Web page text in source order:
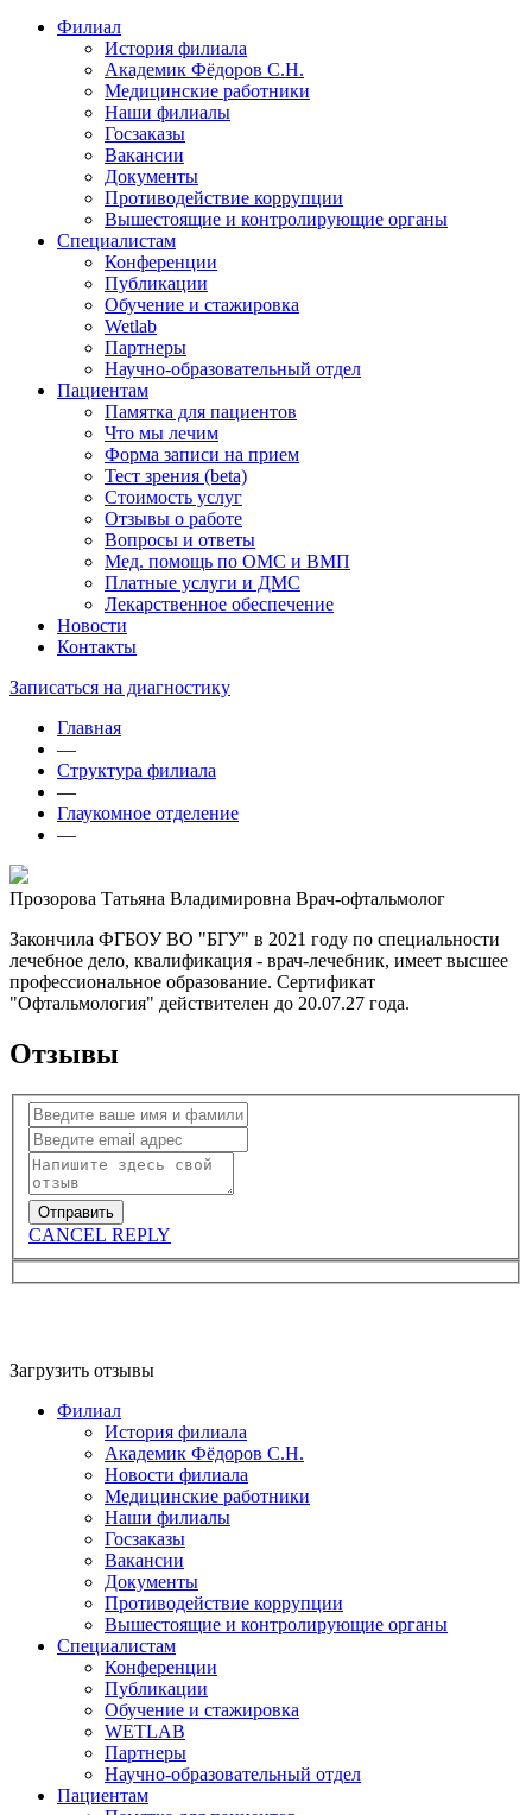
Филиал
История филиала
Академик Фёдоров С.Н.
Медицинские работники
Наши филиалы
Госзаказы
Вакансии
Документы
Противодействие коррупции
Вышестоящие и контролирующие органы
Специалистам
Конференции
Публикации
Обучение и стажировка
Wetlab
Партнеры
Научно-образовательный отдел
Пациентам
Памятка для пациентов
Что мы лечим
Форма записи на прием
Тест зрения (beta)
Стоимость услуг
Отзывы о работе
Вопросы и ответы
Мед. помощь по ОМС и ВМП
Платные услуги и ДМС
Лекарственное обеспечение
Новости
Контакты
Записаться на диагностику
Главная
—
Структура филиала
—
Глаукомное отделение
—
Прозорова Татьяна Владимировна Врач-офтальмолог
Закончила ФГБОУ ВО "БГУ" в 2021 году по специальности
лечебное дело, квалификация - врач-лечебник, имеет высшее
профессиональное образование. Сертификат
"Офтальмология" действителен до 20.07.27 года.
Отзывы
CANCEL REPLY
Загрузить отзывы
Филиал
История филиала
Академик Фёдоров С.Н.
Новости филиала
Медицинские работники
Наши филиалы
Госзаказы
Вакансии
Документы
Противодействие коррупции
Вышестоящие и контролирующие органы
Специалистам
Конференции
Публикации
Обучение и стажировка
WETLAB
Партнеры
Научно-образовательный отдел
Пациентам